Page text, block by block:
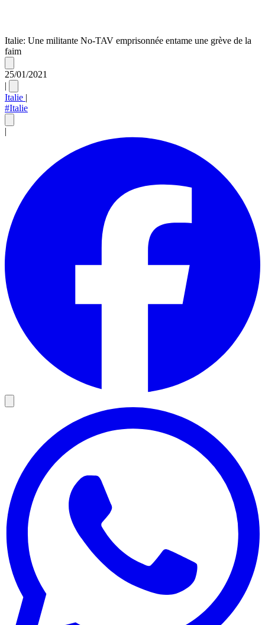
Italie: Une militante No-TAV emprisonnée entame une grève de la
faim
25/01/2021
|
Italie |
#Italie
|